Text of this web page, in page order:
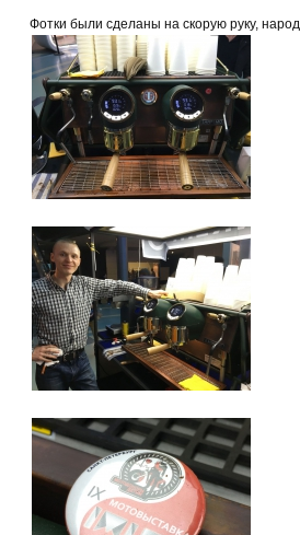
Фотки были сделаны на скорую руку,